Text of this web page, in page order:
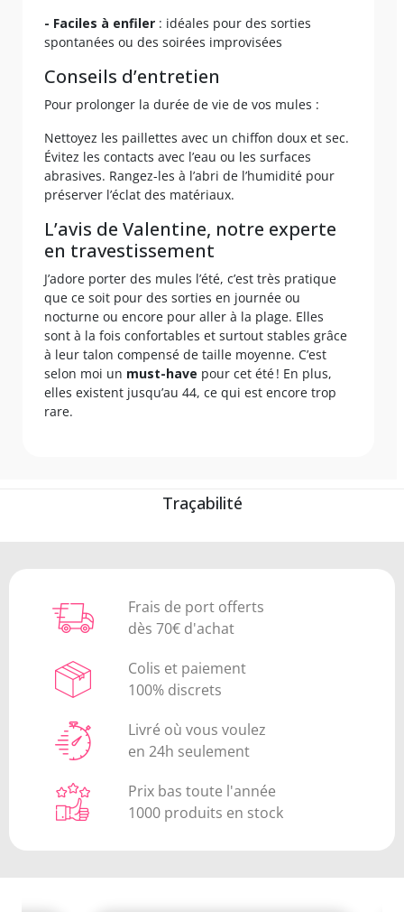
- Faciles à enfiler : idéales pour des sorties
spontanées ou des soirées improvisées
Conseils d’entretien
Pour prolonger la durée de vie de vos mules :
Nettoyez les paillettes avec un chiffon doux et sec.
Évitez les contacts avec l’eau ou les surfaces
abrasives. Rangez-les à l’abri de l’humidité pour
préserver l’éclat des matériaux.
L’avis de Valentine, notre experte
en travestissement
J’adore porter des mules l’été, c’est très pratique
que ce soit pour des sorties en journée ou
nocturne ou encore pour aller à la plage. Elles
sont à la fois confortables et surtout stables grâce
à leur talon compensé de taille moyenne. C’est
selon moi un must-have pour cet été ! En plus,
elles existent jusqu’au 44, ce qui est encore trop
rare.
Traçabilité
Frais de port offerts
dès 70€ d'achat
Colis et paiement
100% discrets
Livré où vous voulez
en 24h seulement
Prix bas toute l'année
1000 produits en stock